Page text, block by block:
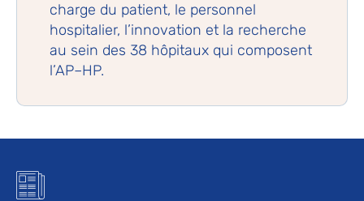
charge du patient, le personnel
hospitalier, l’innovation et la recherche
au sein des 38 hôpitaux qui composent
l’AP–HP.